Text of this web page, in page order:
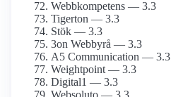
Webbkompetens — 3.3
Tigerton — 3.3
Stök — 3.3
3on Webbyrå — 3.3
A5 Communication — 3.3
Weightpoint — 3.3
Digital1 — 3.3
Websoluto — 3.3